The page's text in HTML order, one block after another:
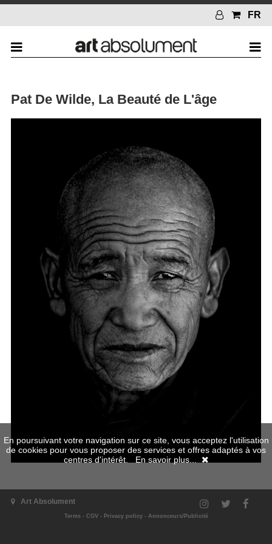
FR
Pat De Wilde, La Beauté de L'âge
Art Absolument
Terms- CGV- Privacy policy- Annonceurs/Publicité
En poursuivant votre navigation sur ce site, vous acceptez l'utilisation
de cookies pour vous proposer des services et offres adaptés à vos
centres d'intérêt. En savoir plus...